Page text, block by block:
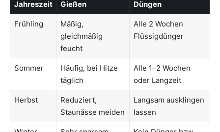
Jahreszeit
Gießen Düngen
Frühling
Mäßig,
gleichmäßig
feucht
Alle 2 Wochen
Flüssigdünger
Sommer
Häufig, bei Hitze
täglich
Alle 1–2 Wochen
oder Langzeit
Herbst
Reduziert,
Staunässe meiden
Langsam ausklingen
lassen